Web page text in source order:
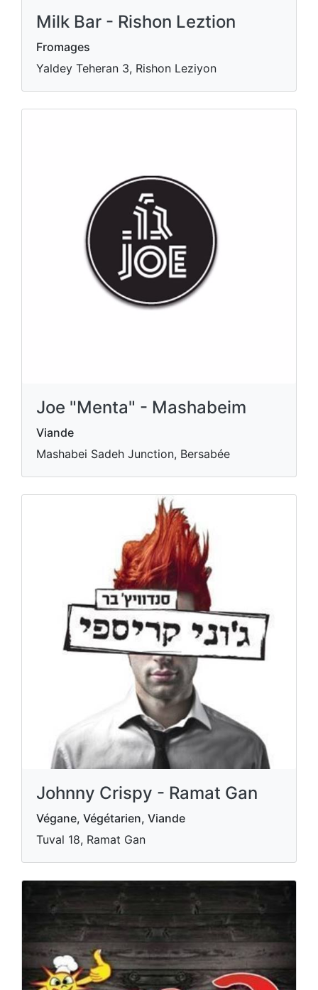
Milk Bar - Rishon Leztion
Fromages
Yaldey Teheran 3, Rishon Leziyon
Joe "Menta" - Mashabeim
Viande
Mashabei Sadeh Junction, Bersabée
Johnny Crispy - Ramat Gan
Végane, Végétarien, Viande
Tuval 18, Ramat Gan